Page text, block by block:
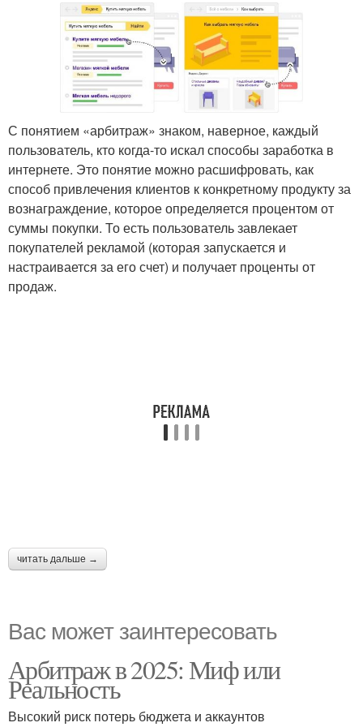
С понятием «арбитраж» знаком, наверное, каждый
пользователь, кто когда-то искал способы заработка в
интернете. Это понятие можно расшифровать, как
способ привлечения клиентов к конкретному продукту за
вознаграждение, которое определяется процентом от
суммы покупки. То есть пользователь завлекает
покупателей рекламой (которая запускается и
настраивается за его счет) и получает проценты от
продаж.
читать дальше →
Вас может заинтересовать
Арбитраж в 2025: Миф или
Реальность
Высокий риск потерь бюджета и аккаунтов